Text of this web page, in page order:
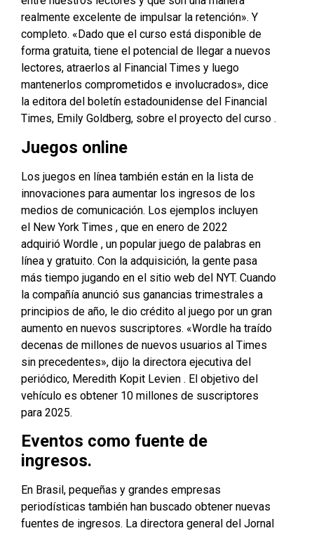
realmente excelente de impulsar la retención». Y
completo. «Dado que el curso está disponible de
forma gratuita, tiene el potencial de llegar a nuevos
lectores, atraerlos al Financial Times y luego
mantenerlos comprometidos e involucrados», dice
la editora del boletín estadounidense del Financial
Times, Emily Goldberg, sobre el proyecto del curso .
Juegos online
Los juegos en línea también están en la lista de
innovaciones para aumentar los ingresos de los
medios de comunicación. Los ejemplos incluyen
el New York Times , que en enero de 2022
adquirió Wordle , un popular juego de palabras en
línea y gratuito. Con la adquisición, la gente pasa
más tiempo jugando en el sitio web del NYT. Cuando
la compañía anunció sus ganancias trimestrales a
principios de año, le dio crédito al juego por un gran
aumento en nuevos suscriptores. «Wordle ha traído
decenas de millones de nuevos usuarios al Times
sin precedentes», dijo la directora ejecutiva del
periódico, Meredith Kopit Levien . El objetivo del
vehículo es obtener 10 millones de suscriptores
para 2025.
Eventos como fuente de
ingresos.
En Brasil, pequeñas y grandes empresas
periodísticas también han buscado obtener nuevas
fuentes de ingresos. La directora general del Jornal